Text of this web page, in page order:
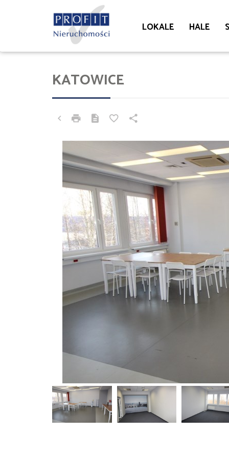
LOKALE HALE
KATOWICE